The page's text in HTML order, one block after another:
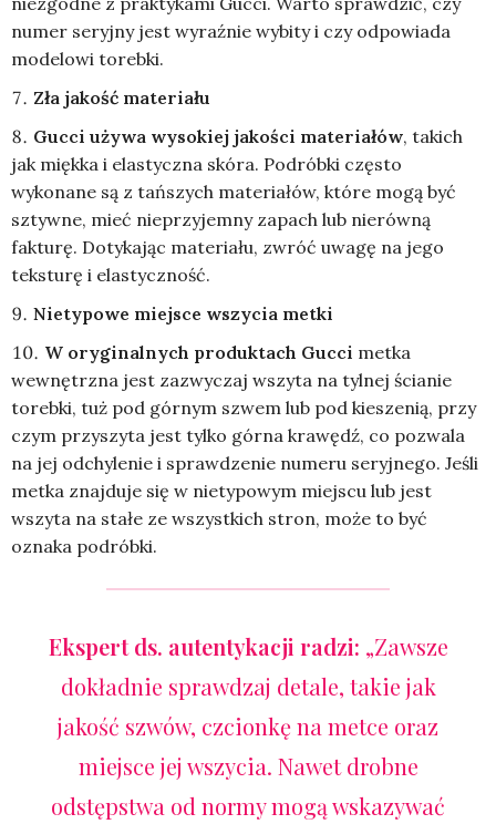
numer seryjny jest wyraźnie wybity i czy odpowiada
modelowi torebki.
Zła jakość materiału
Gucci używa wysokiej jakości materiałów, takich
jak miękka i elastyczna skóra. Podróbki często
wykonane są z tańszych materiałów, które mogą być
sztywne, mieć nieprzyjemny zapach lub nierówną
fakturę. Dotykając materiału, zwróć uwagę na jego
teksturę i elastyczność.
Nietypowe miejsce wszycia metki
W oryginalnych produktach Gucci metka
wewnętrzna jest zazwyczaj wszyta na tylnej ścianie
torebki, tuż pod górnym szwem lub pod kieszenią, przy
czym przyszyta jest tylko górna krawędź, co pozwala
na jej odchylenie i sprawdzenie numeru seryjnego. Jeśli
metka znajduje się w nietypowym miejscu lub jest
wszyta na stałe ze wszystkich stron, może to być
oznaka podróbki.
Ekspert ds. autentykacji radzi: „Zawsze
dokładnie sprawdzaj detale, takie jak
jakość szwów, czcionkę na metce oraz
miejsce jej wszycia. Nawet drobne
odstępstwa od normy mogą wskazywać